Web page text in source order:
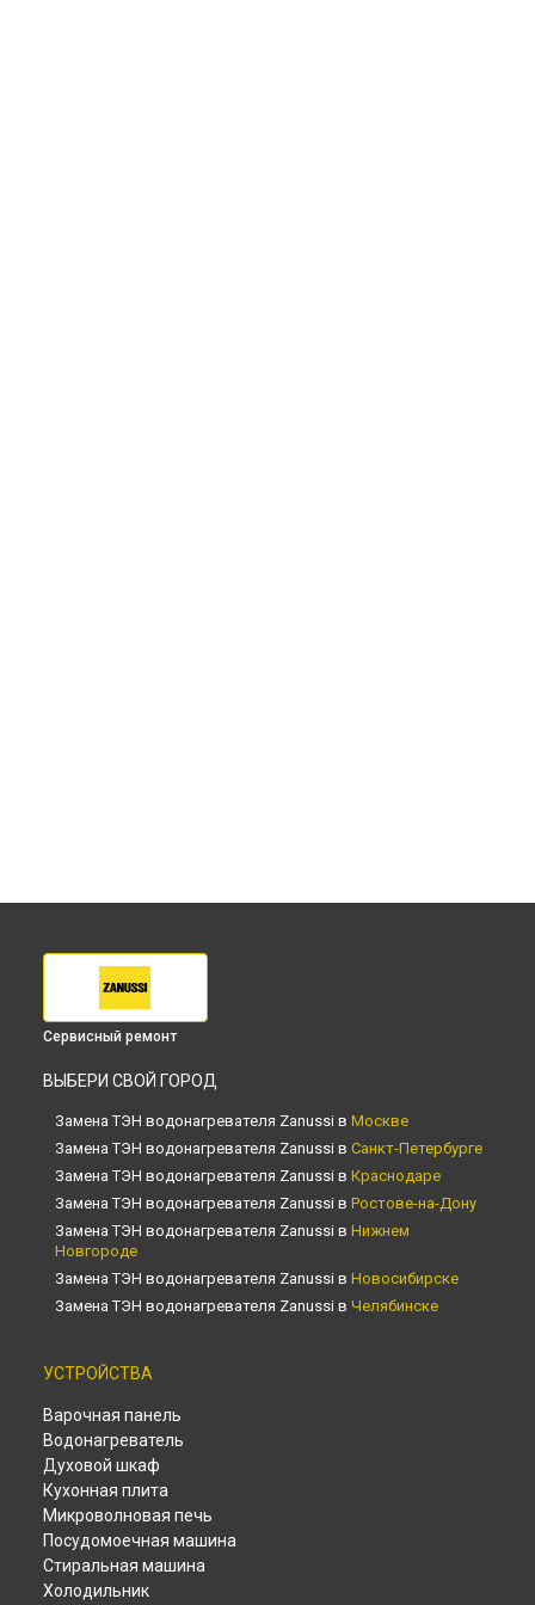
Сервисный ремонт
ВЫБЕРИ СВОЙ ГОРОД
Замена ТЭН водонагревателя Zanussi в Москве
Замена ТЭН водонагревателя Zanussi в Санкт-Петербурге
Замена ТЭН водонагревателя Zanussi в Краснодаре
Замена ТЭН водонагревателя Zanussi в Ростове-на-Дону
Замена ТЭН водонагревателя Zanussi в Нижнем
Новгороде
Замена ТЭН водонагревателя Zanussi в Новосибирске
Замена ТЭН водонагревателя Zanussi в Челябинске
Замена ТЭН водонагревателя Zanussi в
Замена ТЭН водонагревателя Zanussi в
Замена ТЭН водонагревателя Zanussi в
Замена ТЭН водонагревателя Zanussi в
Замена ТЭН водонагревателя Zanussi в
Замена ТЭН водонагревателя Zanussi в
Замена ТЭН водонагревателя Zanussi в
Замена ТЭН водонагревателя Zanussi в
УСТРОЙСТВА
Варочная панель
Водонагреватель
Духовой шкаф
Кухонная плита
Микроволновая печь
Посудомоечная машина
Стиральная машина
Холодильник